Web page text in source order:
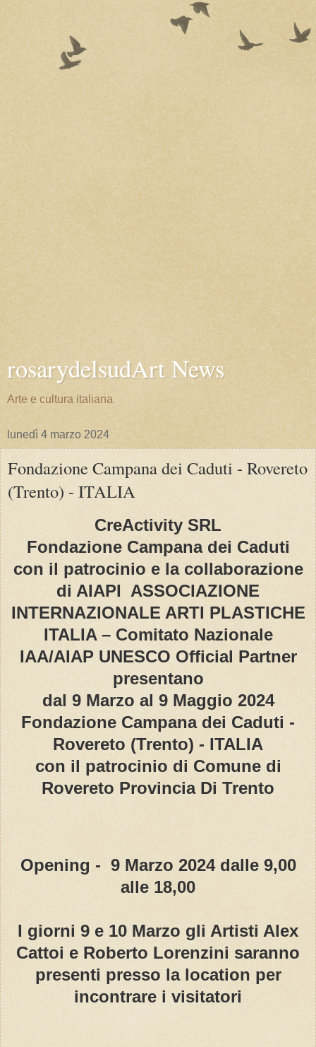
rosarydelsudArt News
Arte e cultura italiana
lunedì 4 marzo 2024
Fondazione Campana dei Caduti - Rovereto
(Trento) - ITALIA
CreActivity SRL
Fondazione Campana dei Caduti
con il patrocinio e la collaborazione
di AIAPI ASSOCIAZIONE
INTERNAZIONALE ARTI PLASTICHE
ITALIA – Comitato Nazionale
IAA/AIAP UNESCO Official Partner
presentano
dal 9 Marzo al 9 Maggio 2024
Fondazione Campana dei Caduti -
Rovereto (Trento) - ITALIA
con il patrocinio di Comune di
Rovereto Provincia Di Trento
Opening - 9 Marzo 2024 dalle 9,00
alle 18,00
I giorni 9 e 10 Marzo gli Artisti Alex
Cattoi e Roberto Lorenzini saranno
presenti presso la location per
incontrare i visitatori